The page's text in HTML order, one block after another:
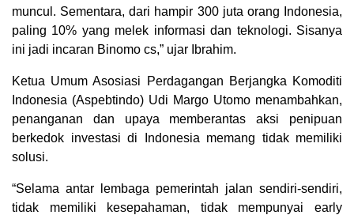
muncul. Sementara, dari hampir 300 juta orang Indonesia,
paling 10% yang melek informasi dan teknologi. Sisanya
ini jadi incaran Binomo cs,” ujar Ibrahim.
Ketua Umum Asosiasi Perdagangan Berjangka Komoditi
Indonesia (Aspebtindo) Udi Margo Utomo menambahkan,
penanganan dan upaya memberantas aksi penipuan
berkedok investasi di Indonesia memang tidak memiliki
solusi.
“Selama antar lembaga pemerintah jalan sendiri-sendiri,
tidak memiliki kesepahaman, tidak mempunyai early